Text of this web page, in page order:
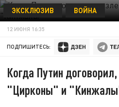
ЭКСКЛЮЗИВ ВОЙНА
12 ИЮНЯ 16:35
ПОДПИШИТЕСЬ:
Когда Путин
"Цирконы" и